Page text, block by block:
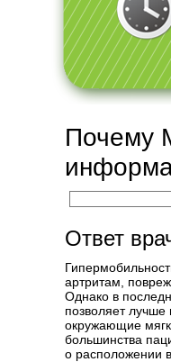
Почему
Ответ
артритам,
Однако в
позволяет лучше
окружающие
большинства
о расположении